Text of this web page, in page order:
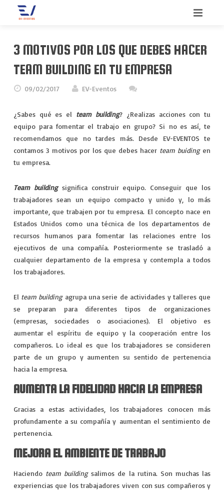
SERVICIOS
CONVENCIONES
INCENTIVOS
MERCHANDISING
VIAJES
EXPERIENCIAS
CONTACTO
BLOG
3 MOTIVOS POR LOS QUE DEBES HACER
TEAM BUILDING EN TU EMPRESA
09/02/2017 EV-Eventos
¿Sabes qué es el team building? ¿Realizas acciones con tu
equipo para fomentar el trabajo en grupo? Si no es así, te
recomendamos que no tardes más. Desde EV-EVENTOS te
contamos 3 motivos por los que debes hacer team buidingen
tu empresa.
Team buildingsignifica construir equipo. Conseguir que los
trabajadores sean un equipo compacto y unido y, lo más
importante, que trabajen por tu empresa. El concepto nace en
Estados Unidos como una técnica de los departamentos de
recursos humanos para fomentar las relaciones entre los
ejecutivos de una compañía. Posteriormente se trasladó a
cualquier departamento de la empresa y contempla a todos
los trabajadores.
El team buildingagrupa una serie de actividades y talleres que
se preparan para diferentes tipos de organizaciones
(empresas, sociedades o asociaciones). El objetivo es
aumentar el espíritu de equipo y la cooperación entre los
compañeros. Lo ideal es que los trabajadores se consideren
parte de un grupo y aumenten su sentido de pertenencia
hacia la empresa.
AUMENTA LA FIDELIDAD HACIA LA EMPRESA
Gracias a estas actividades, los trabajadores conocen más
profundamente a su compañía y aumentan el sentimiento de
pertenencia.
MEJORA EL AMBIENTE DE TRABAJO
Haciendoteam buildingsalimos de la rutina. Son muchas las
experiencias que los trabajadores viven con sus compañeros y